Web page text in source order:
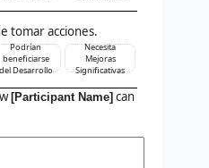
tomar acciones.
Podrían
beneficiarse
del Desarrollo
Necesita
Mejoras
Significativas
[Participant Name] can